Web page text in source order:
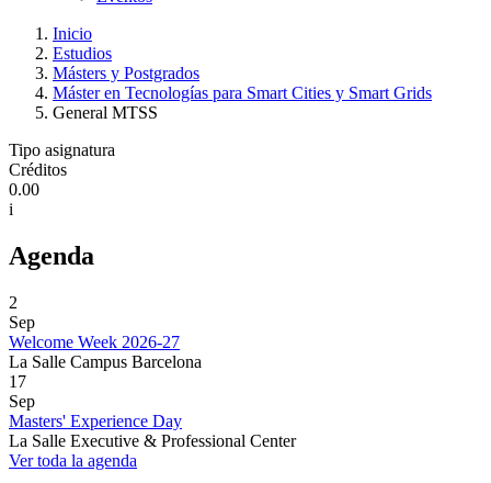
Inicio
Estudios
Másters y Postgrados
Máster en Tecnologías para Smart Cities y Smart Grids
General MTSS
Tipo asignatura
Créditos
0.00
i
Agenda
2
Sep
Welcome Week 2026-27
La Salle Campus Barcelona
17
Sep
Masters' Experience Day
La Salle Executive & Professional Center
Ver toda la agenda